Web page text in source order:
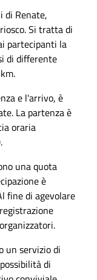
di Renate,
Si tratta di
partecipanti la
di differente
e l'arrivo, è
La partenza è
oraria
una quota
è
fine di agevolare
un servizio di
di